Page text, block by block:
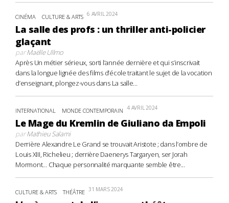
CINÉMA CULTURE & ARTS 6 AVRIL 2024
La salle des profs : un thriller anti-policier
glaçant
parMaëlle Ullmo
Après Un métier sérieux, sorti l’année dernière et qui s’inscrivait
dans la longue lignée des films d’école traitant le sujet de la vocation
d’enseignant, plongez-vous dans La salle...
INTERNATIONAL MONDE CONTEMPORAIN 4 AVRIL 2024
Le Mage du Kremlin de Giuliano da Empoli
parMathieu Salami
Derrière Alexandre Le Grand se trouvait Aristote ; dans l’ombre de
Louis XIII, Richelieu ; derrière Daenerys Targaryen, ser Jorah
Mormont… Chaque personnalité marquante semble être...
CULTURE & ARTS THÉÂTRE 31 MARS 2024